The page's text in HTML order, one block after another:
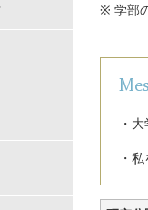
※ 学部
・
・